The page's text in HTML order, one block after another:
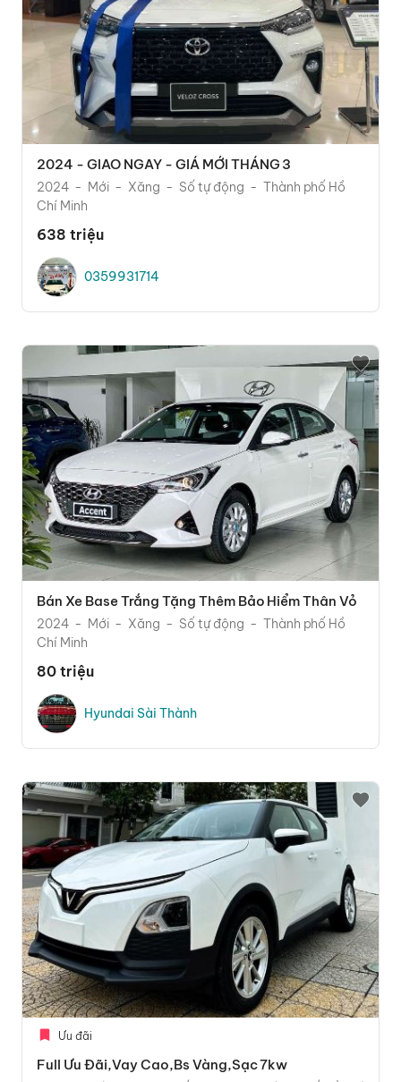
2024 - GIAO NGAY - GIÁ MỚI THÁNG 3
2024 Mới Xăng Số tự động
Thành phố Hồ
Chí Minh
638 triệu
0359931714
Bán Xe Base Trắng Tặng Thêm Bảo Hiểm Thân Vỏ
2024 Mới Xăng Số tự động
Thành phố Hồ
Chí Minh
80 triệu
Hyundai Sài Thành
Ưu đãi
Full Ưu Đãi,vay Cao,bs Vàng,sạc 7kw